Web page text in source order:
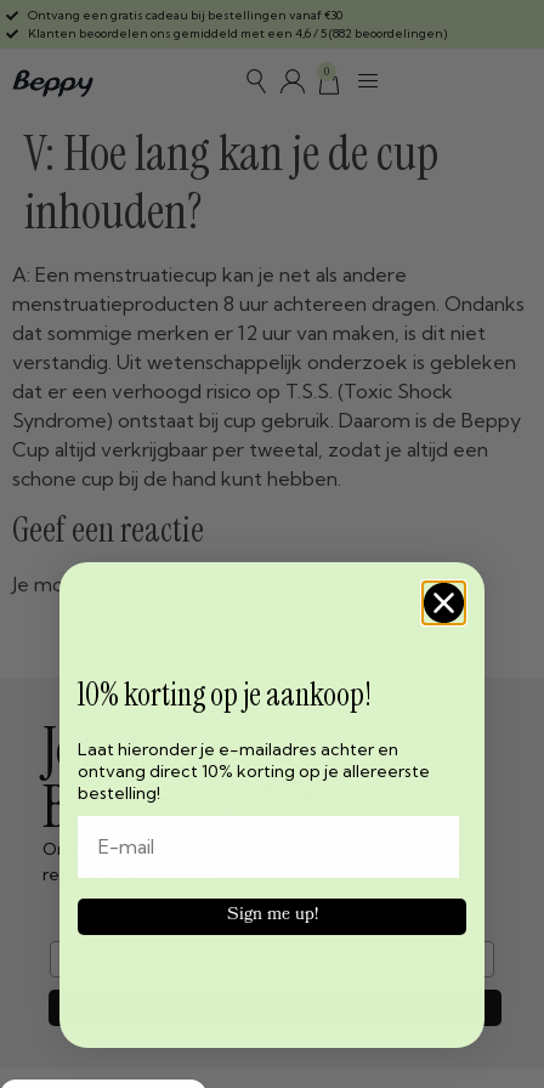
Ontvang een gratis cadeau bij bestellingen vanaf €30
Klanten beoordelen ons gemiddeld met een 4,6 / 5 (882 beoordelingen)
0
V: Hoe lang kan je de cup
inhouden?
A: Een menstruatiecup kan je net als andere
menstruatieproducten 8 uur achtereen dragen. Ondanks
dat sommige merken er 12 uur van maken, is dit niet
verstandig. Uit wetenschappelijk onderzoek is gebleken
dat er een verhoogd risico op T.S.S. (Toxic Shock
Syndrome) ontstaat bij cup gebruik. Daarom is de Beppy
Cup altijd verkrijgbaar per tweetal, zodat je altijd een
schone cup bij de hand kunt hebben.
Geef een reactie
Je moet om een reactie te plaatsen.
Join the
Beppy revolution
Ontvang het laatste nieuws over menstruatie vrijheid
rechtstreeks in je inbox!
e-mail
10% korting op je aankoop!
Laat hieronder je e-mailadres achter en
ontvang direct 10% korting op je allereerste
bestelling!
Sign me up!